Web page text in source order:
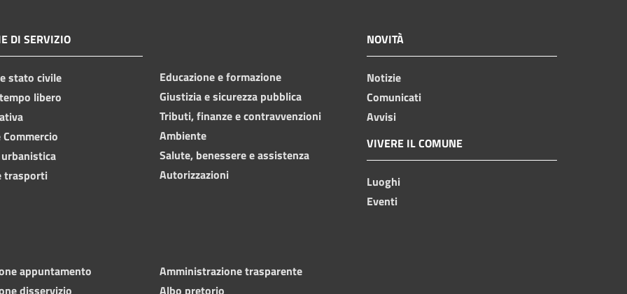
DI SERVIZIO
stato civile
libero
trasporti
Educazione e formazione
Giustizia e sicurezza pubblica
Tributi, finanze e contravvenzioni
Ambiente
Salute, benessere e assistenza
Autorizzazioni
NOVITÀ
Notizie
Comunicati
Avvisi
VIVERE IL COMUNE
Luoghi
Eventi
appuntamento
disservizio
Amministrazione trasparente
Albo pretorio